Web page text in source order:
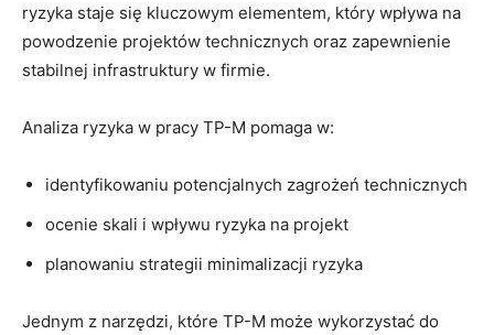
ryzyka staje się kluczowym elementem,​ który⁣ wpływa ‍na
powodzenie projektów technicznych oraz zapewnienie
stabilnej‌ infrastruktury w firmie.
Analiza ryzyka w pracy TP-M pomaga​ w:
identyfikowaniu potencjalnych zagrożeń ⁤technicznych
ocenie⁣ skali ⁣i wpływu ⁢ryzyka na projekt
planowaniu strategii minimalizacji⁢ ryzyka
Jednym z narzędzi, które ​TP-M może wykorzystać do